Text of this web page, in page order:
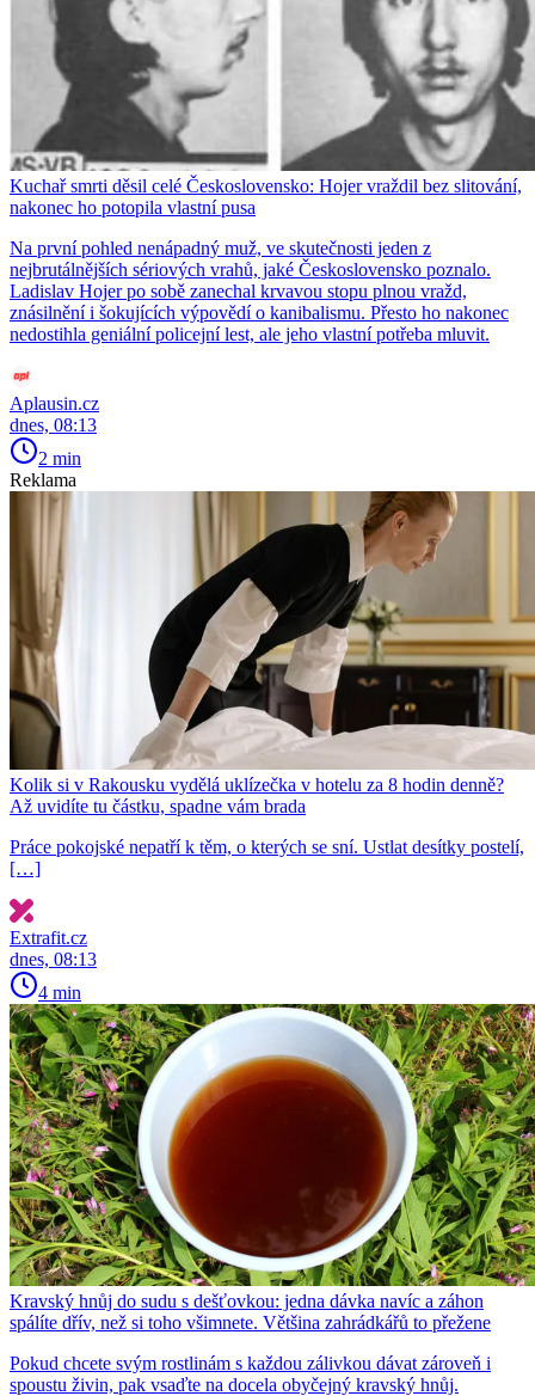
Kuchař smrti děsil celé Československo: Hojer vraždil bez slitování,
nakonec ho potopila vlastní pusa
Na první pohled nenápadný muž, ve skutečnosti jeden z
nejbrutálnějších sériových vrahů, jaké Československo poznalo.
Ladislav Hojer po sobě zanechal krvavou stopu plnou vražd,
znásilnění i šokujících výpovědí o kanibalismu. Přesto ho nakonec
nedostihla geniální policejní lest, ale jeho vlastní potřeba mluvit.
Aplausin.cz
dnes, 08:13
2 min
Reklama
Kolik si v Rakousku vydělá uklízečka v hotelu za 8 hodin denně?
Až uvidíte tu částku, spadne vám brada
Práce pokojské nepatří k těm, o kterých se sní. Ustlat desítky postelí,
[…]
Extrafit.cz
dnes, 08:13
4 min
Kravský hnůj do sudu s dešťovkou: jedna dávka navíc a záhon
spálíte dřív, než si toho všimnete. Většina zahrádkářů to přežene
Pokud chcete svým rostlinám s každou zálivkou dávat zároveň i
spoustu živin, pak vsaďte na docela obyčejný kravský hnůj.